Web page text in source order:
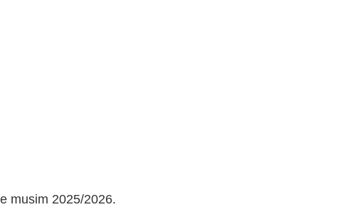
musim 2025/2026.